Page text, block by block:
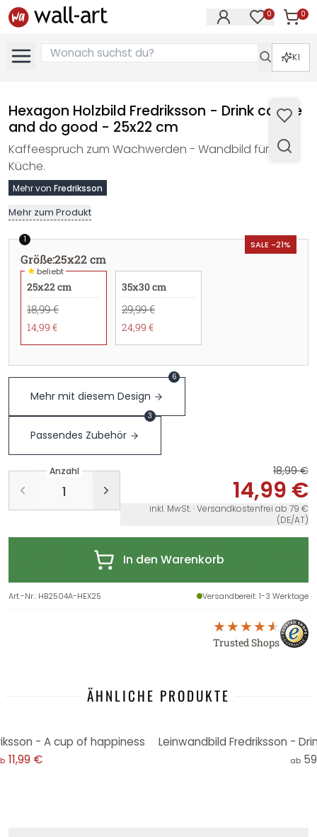
0 0
KI
Hexagon Holzbild Fredriksson - Drink coffee
and do good - 25x22 cm
Kaffeespruch zum Wachwerden - Wandbild für die
Küche.
Mehr von Fredriksson
Mehr zum Produkt
SALE -21%
1
Größe:25x22 cm
★beliebt
25x22 cm
18,99 €
14,99 €
35x30 cm
29,99 €
24,99 €
Mehr mit diesem Design
6
Passendes Zubehör
3
Anzahl 18,99 €
14,99 €
inkl. MwSt. · Versandkostenfrei ab 79 €
(DE/AT)
In den Warenkorb
Art.-Nr.: HB2504A-HEX25 Versandbereit: 1-3 Werktage
Trusted Shops
ÄHNLICHE PRODUKTE
- A cup of happiness
11,99 € ab